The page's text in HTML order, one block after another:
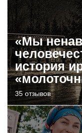
«Мы
история
35 отзывов